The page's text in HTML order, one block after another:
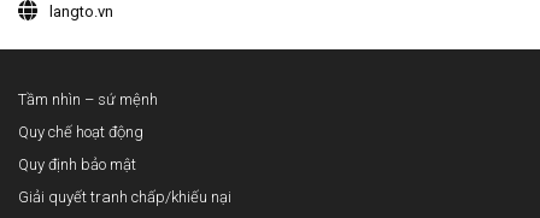
langto.vn
Tầm nhìn – sứ mệnh
Quy chế hoạt động
Quy định bảo mật
Giải quyết tranh chấp/khiếu nại